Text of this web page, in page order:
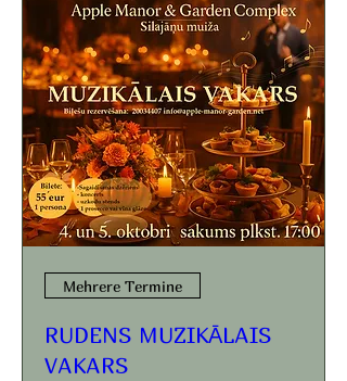
Mehrere Termine
RUDENS MUZIKĀLAIS
VAKARS